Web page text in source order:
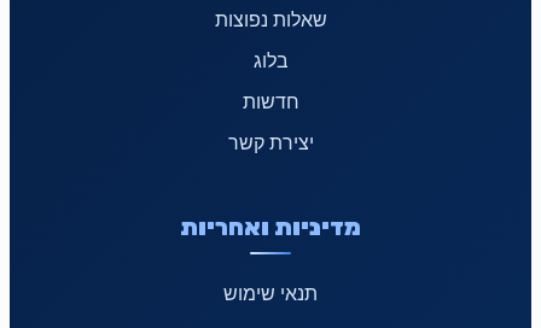
שאלות נפוצות
בלוג
חדשות
יצירת קשר
מדיניות ואחריות
תנאי שימוש